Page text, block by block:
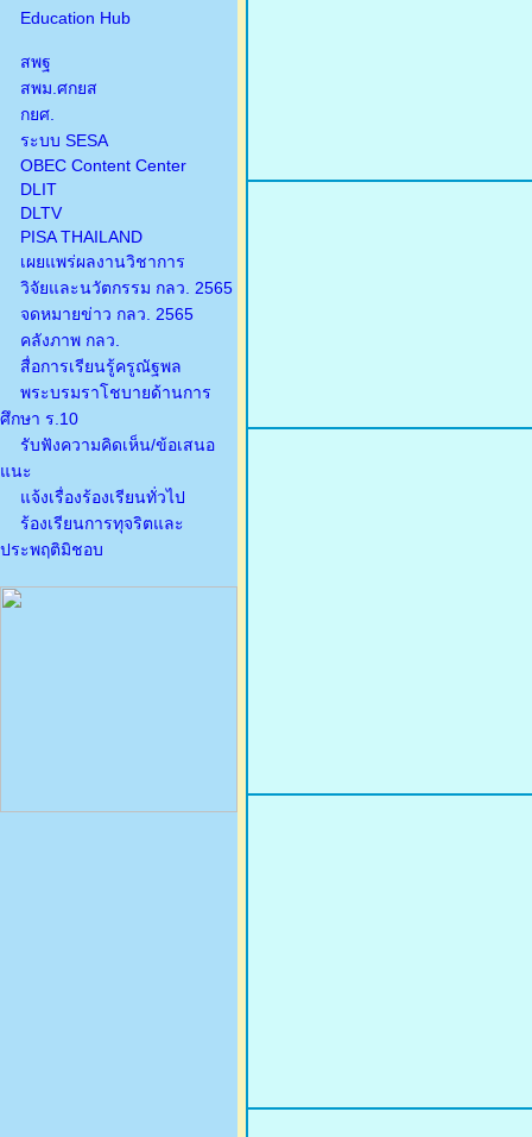
Education Hub
สพฐ
สพม.ศกยส
กยศ.
ระบบ SESA
OBEC Content Center
DLIT
DLTV
PISA THAILAND
เผยแพร่ผลงานวิชาการ
วิจัยและนวัตกรรม กลว. 2565
จดหมายข่าว กลว. 2565
คลังภาพ กลว.
สื่อการเรียนรู้ครูณัฐพล
พระบรมราโชบายด้านการ
ศึกษา ร.10
รับฟังความคิดเห็น/ข้อเสนอ
แนะ
แจ้งเรื่องร้องเรียนทั่วไป
ร้องเรียนการทุจริตและ
ประพฤติมิชอบ